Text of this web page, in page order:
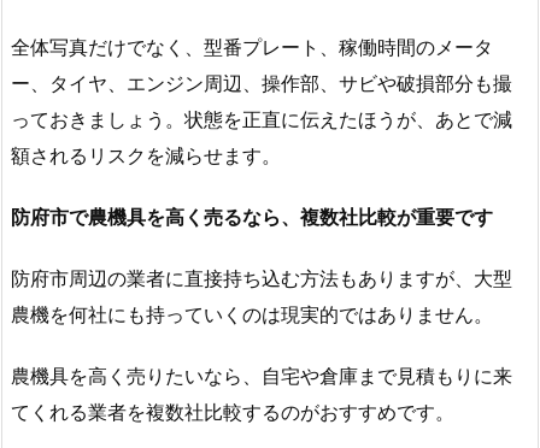
全体写真だけでなく、型番プレート、稼働時間のメータ
ー、タイヤ、エンジン周辺、操作部、サビや破損部分も撮
っておきましょう。状態を正直に伝えたほうが、あとで減
額されるリスクを減らせます。
防府市で農機具を高く売るなら、複数社比較が重要です
防府市周辺の業者に直接持ち込む方法もありますが、大型
農機を何社にも持っていくのは現実的ではありません。
農機具を高く売りたいなら、自宅や倉庫まで見積もりに来
てくれる業者を複数社比較するのがおすすめです。